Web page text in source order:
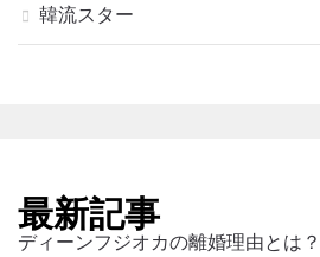
韓流スター
最新記事
ディーンフジオカの離婚理由とは